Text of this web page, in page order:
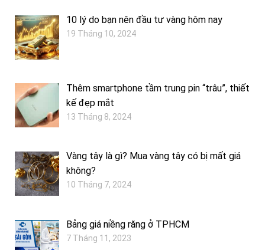
10 lý do bạn nên đầu tư vàng hôm nay
19 Tháng 10, 2024
Thêm smartphone tầm trung pin “trâu”, thiết
kế đẹp mắt
13 Tháng 8, 2024
Vàng tây là gì? Mua vàng tây có bị mất giá
không?
10 Tháng 7, 2024
Bảng giá niềng răng ở TPHCM
7 Tháng 11, 2023